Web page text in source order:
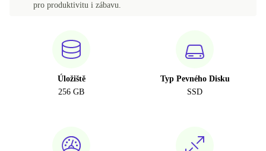
pro produktivitu i zábavu.
Úložiště
256 GB
Typ Pevného Disku
SSD